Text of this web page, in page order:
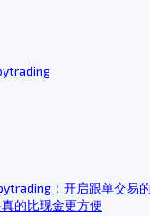
：开启跟单交易
的比现金更方便